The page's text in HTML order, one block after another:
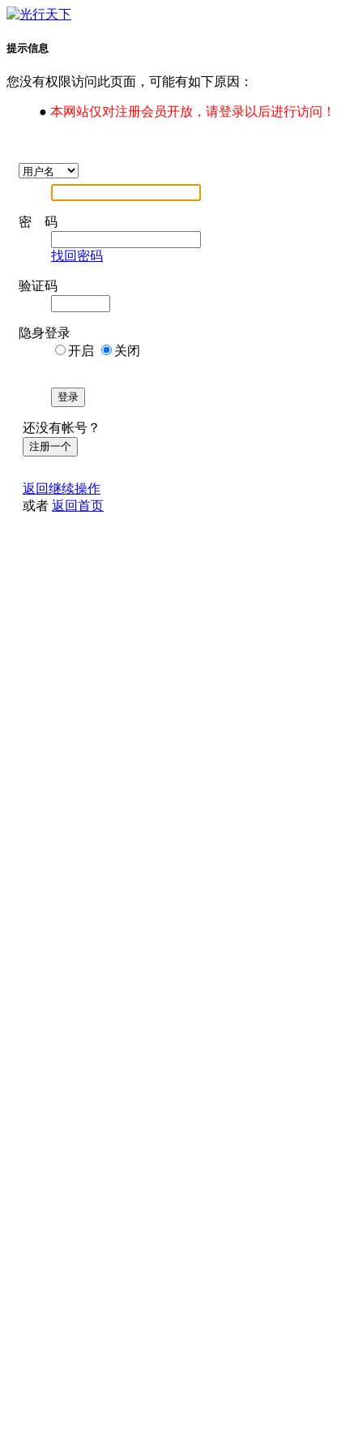
提示信息
您没有权限访问此页面，可能有如下原因：
● 本网站仅对注册会员开放，请登录以后进行访问！
密 码
找回密码
验证码
隐身登录
开启
关闭
登录
还没有帐号？
注册一个
返回继续操作
或者 返回首页